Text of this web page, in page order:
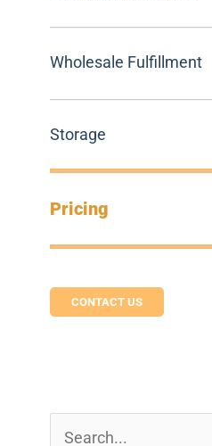
Wholesale Fulfillment
Storage
Pricing
CONTACT US